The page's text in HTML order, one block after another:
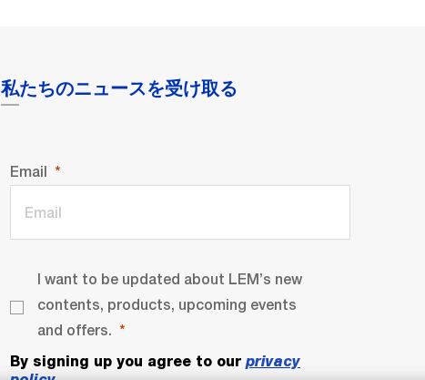
私たちのニュースを受け取る
Email
I want to be updated about LEM’s new
contents, products, upcoming events
and offers.
By signing up you agree to our privacy